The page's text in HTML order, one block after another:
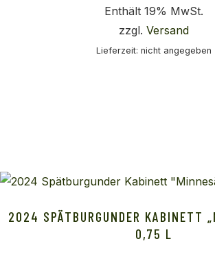
Enthält 19% MwSt.
zzgl. Versand
Lieferzeit: nicht angegeben
2024 SPÄTBURGUNDER KABINETT
0,75 L